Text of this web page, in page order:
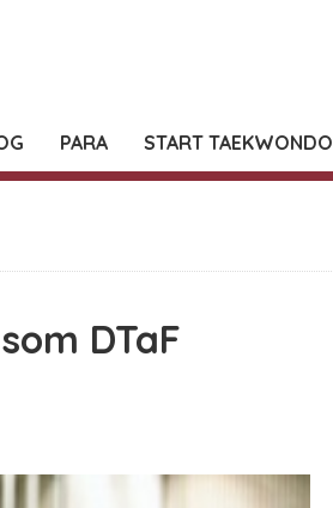
PARA START TAEKWONDO
DTaF